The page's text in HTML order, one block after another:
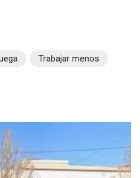
Trabajar menos